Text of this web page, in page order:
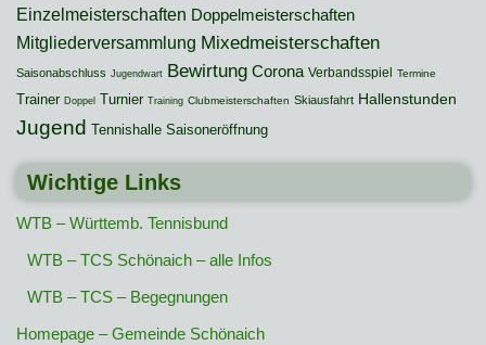
Einzelmeisterschaften Doppelmeisterschaften
Mitgliederversammlung Mixedmeisterschaften
Saisonabschluss Jugendwart Bewirtung Corona Verbandsspiel Termine
Trainer Doppel Turnier Training Clubmeisterschaften Skiausfahrt Hallenstunden
Jugend Tennishalle Saisoneröffnung
Wichtige Links
WTB – Württemb. Tennisbund
WTB – TCS Schönaich – alle Infos
WTB – TCS – Begegnungen
Homepage – Gemeinde Schönaich